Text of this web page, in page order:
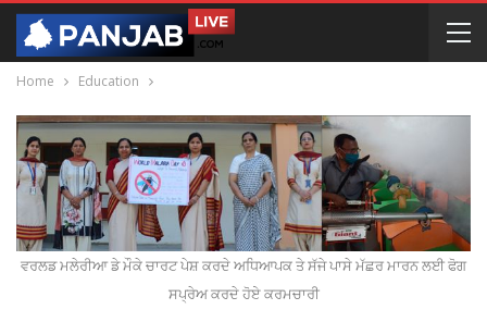
Home Education
ਵਰਲਡ ਮਲੇਰੀਆ ਡੇ ਮੌਕੇ ਚਾਰਟ ਪੇਸ਼ ਕਰਦੇ ਅਧਿਆਪਕ ਤੇ ਸੱਜੇ ਪਾਸੇ ਮੱਛਰ ਮਾਰਨ ਲਈ ਫੋਗ
ਸਪ੍ਰੇਅ ਕਰਦੇ ਹੋਏ ਕਰਮਚਾਰੀ